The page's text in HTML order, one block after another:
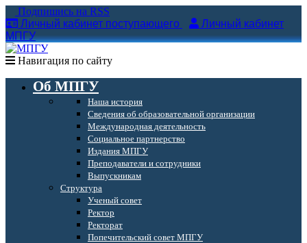
Подпишись на RSS
Личный кабинет поступающего
Личный кабинет
МПГУ
Навигация по сайту
Об МПГУ
Наша история
Сведения об образовательной организации
Международная деятельность
Социальное партнерство
Издания МПГУ
Преподаватели и сотрудники
Выпускникам
Структура
Ученый совет
Ректор
Ректорат
Попечительский совет МПГУ